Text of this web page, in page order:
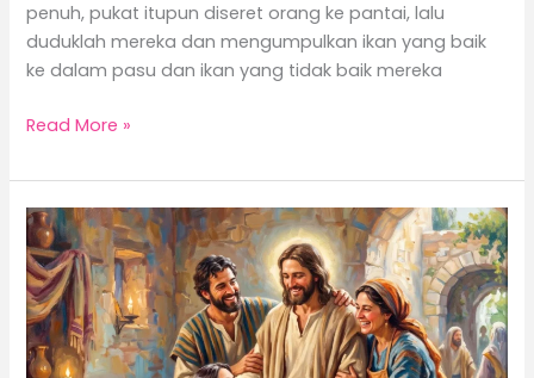
penuh, pukat itupun diseret orang ke pantai, lalu
duduklah mereka dan mengumpulkan ikan yang baik
ke dalam pasu dan ikan yang tidak baik mereka
Read More »
Keluar
dari
Keputusasaan
Menuju
Hidup
Penuh